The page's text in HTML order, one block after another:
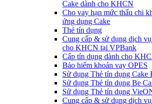
Cake dành cho KHCN
Cho vay hạn mức thấu chi
ứng dụng Cake
Thẻ tín dụng
Cung cấp & sử dụng dịch
cho KHCN tại VPBank
Cấp tín dụng dành cho
Bảo hiểm khoản vay OPES
Sử dụng Thẻ tín dụng Cake
Sử dụng Thẻ tín dụng Be
Sử dụng Thẻ tín dụng
Cung cấp & sử dụng dịch